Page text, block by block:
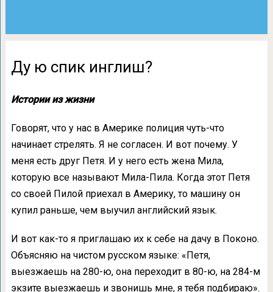
Ду ю спик инглиш?
Истории из жизни
Говорят, что у нас в Америке полиция чуть-что
начинает стрелять. Я не согласен. И вот почему. У
меня есть друг Петя. И у него есть жена Мила,
которую все называют Мила-Пила. Когда этот Петя
со своей Пилой приехал в Америку, то машину он
купил раньше, чем выучил английский язык.
И вот как-то я приглашаю их к себе на дачу в Поконо.
Объясняю на чистом русском языке: «Петя,
выезжаешь на 280-ю, она переходит в 80-ю, на 284-м
экзите выезжаешь и звонишь мне, я тебя подбираю».